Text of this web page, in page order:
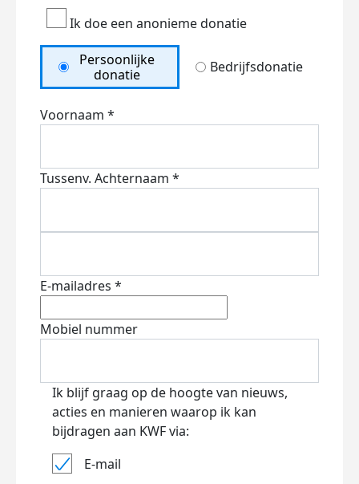
Ik doe een anonieme donatie
Persoonlijke
donatie
Bedrijfsdonatie
Voornaam *
Tussenv. Achternaam *
E-mailadres *
Mobiel nummer
Ik blijf graag op de hoogte van nieuws,
acties en manieren waarop ik kan
bijdragen aan KWF via:
E-mail